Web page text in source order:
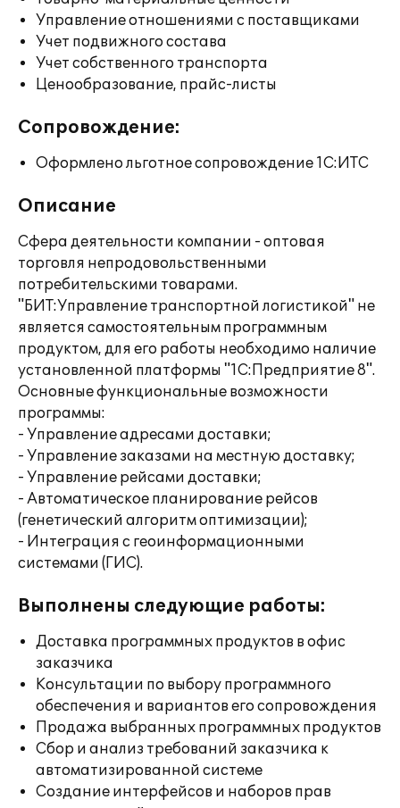
Управление отношениями с поставщиками
Учет подвижного состава
Учет собственного транспорта
Ценообразование, прайс-листы
Сопровождение:
Оформлено льготное сопровождение 1С:ИТС
Описание
Сфера деятельности компании - оптовая
торговля непродовольственными
потребительскими товарами.
"БИТ:Управление транспортной логистикой" не
является самостоятельным программным
продуктом, для его работы необходимо наличие
установленной платформы "1С:Предприятие 8".
Основные функциональные возможности
программы:
- Управление адресами доставки;
- Управление заказами на местную доставку;
- Управление рейсами доставки;
- Автоматическое планирование рейсов
(генетический алгоритм оптимизации);
- Интеграция с геоинформационными
системами (ГИС).
Выполнены следующие работы:
Доставка программных продуктов в офис
заказчика
Консультации по выбору программного
обеспечения и вариантов его сопровождения
Продажа выбранных программных продуктов
Сбор и анализ требований заказчика к
автоматизированной системе
Создание интерфейсов и наборов прав